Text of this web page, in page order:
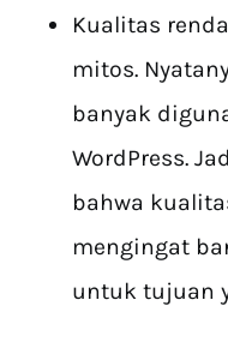
Kualitas
mitos.
banyak
WordPress.
bahwa
mengingat
untuk tujuan